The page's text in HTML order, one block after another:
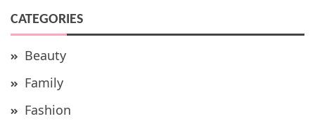
CATEGORIES
Beauty
Family
Fashion